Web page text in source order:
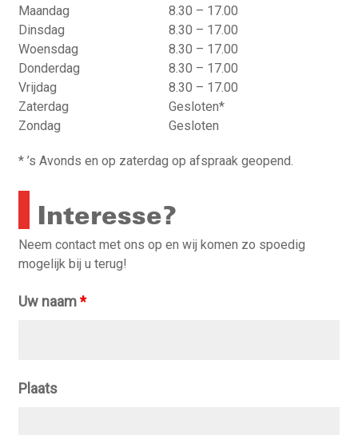
Heb je vragen of behoefte aan advies? Neem gerust
contact op met ons verkoopteam. We helpen je graag
verder
Maandag
8.30 – 17.00
Dinsdag
8.30 – 17.00
Woensdag
8.30 – 17.00
Donderdag
8.30 – 17.00
Vrijdag
8.30 – 17.00
Zaterdag
Gesloten*
Zondag
Gesloten
* ’s Avonds en op zaterdag op afspraak geopend.
Interesse?
Neem contact met ons op en wij komen zo spoedig
mogelijk bij u terug!
Uw naam*
Plaats